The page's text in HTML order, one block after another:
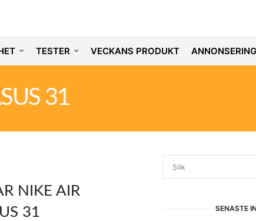
TESTER VECKANS PRODUKT ANNONSERING
31
NIKE AIR
31
SENASTE